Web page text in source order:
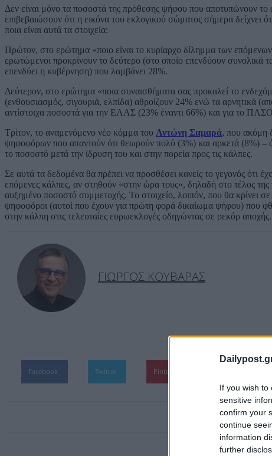
If you wish to
sensitive
confirm your
continue
information
further
Δεν είναι μόνο τα ποσοστά της πρόθεσης ψήφου που αποτυπώνουν το
επιβεβαιώσουν ότι η εικόνα του εκλογικού σώματος σήμερα
ποια είναι αυτά τα στοιχεία:
Πρώτον, στο ερώτημα «ποιο είναι το κυρίαρχο δίλημμα των
ερωτώμενοι προκρίνουν το δεύτερο (στο οποίο επενδύουν συνολικά
επενδύει η κυβέρνηση) που λαμβάνει 28%.
Δεύτερον, στο ερώτημα «ποια συναισθήματα σας προκαλεί το
(ενθουσιασμός, σιγουριά, ελπίδα) αθροίζουν 24% ενώ τα αρνητικά
αντίστοιχα ποσοστά για την ΕΛΑΣ (23% έναντι 66%) και για το
Τρίτον, το αναμενόμενο νέο κόμμα του Αντώνη Σαμαρά, που ακόμη
ψηφοφόρων που απαντούν ότι θεωρούν πολύ (3%) και αρκετά (8%)
το ποσοστό μετά την ίδρυση του και στην πορεία προς τις κάλπες.
Σε αυτά τα δεδομένα θα πρέπει να προσθέσει κανείς το γεγονός ότι
επόμενες κάλπες, αν στηθούν «στην ώρα τους», δηλαδή στο τέλος
αυξημένο ποσοστό συμμετοχής. Το στοιχείο, λοιπόν, που θα κρίνει
ψηφοφόροι (αυτοί που έχουν για πρώτη φορά δικαίωμα ψήφου) που
στην κάλπη στις τελευταίες ευρωεκλογές οδηγώντας σε ρεκόρ αποχής.
ΓΙΏΡΓΟΣ ΚΟΥΒΑΡΆΣ
Facebook Twitter Pinterest